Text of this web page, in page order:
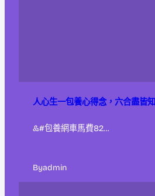
人心生一包養心得念，六合盡皆知
&#包養網車馬費82…
Byadmin